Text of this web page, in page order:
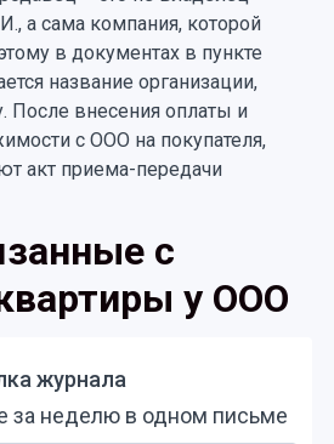
а сама компания, которой
в документах в пункте
название организации,
После внесения оплаты и
с ООО на покупателя,
акт приема-передачи
с
у ООО
журнала
за неделю в одном письме